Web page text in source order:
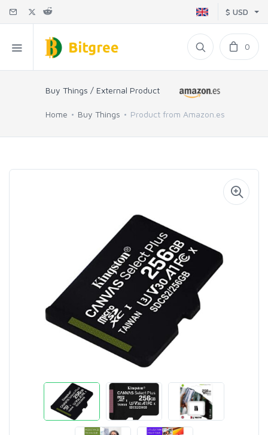
$ USD
0
Buy Things / External Product
Home Buy Things Product from Amazon.es